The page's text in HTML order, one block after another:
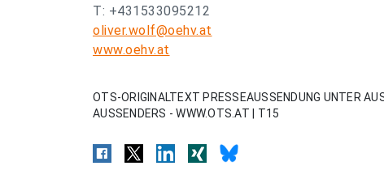
T: +431533095212
oliver.wolf@oehv.at
www.oehv.at
OTS-ORIGINALTEXT PRESSEAUSSENDUNG UNTER
AUSSENDERS - WWW.OTS.AT | T15